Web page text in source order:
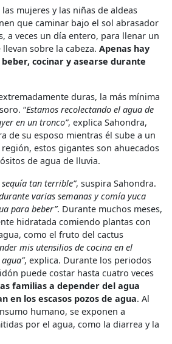
mujeres y las niñas de aldeas
que caminar bajo el sol abrasador
a veces un día entero, para llenar un
sobre la cabeza. Apenas hay
cocinar y asearse durante
duras, la más mínima
“Estamos recolectando el agua de
en un tronco”, explica Sahondra,
de su esposo mientras él sube a un
estos gigantes son ahuecados
de agua de lluvia.
tan terrible”, suspira Sahondra.
varias semanas y comía yuca
para beber”. Durante muchos meses,
hidratada comiendo plantas con
como el fruto del cactus
mis utensilios de cocina en el
, explica. Durante los periodos
puede costar hasta cuatro veces
familias a depender del agua
en los escasos pozos de agua. Al
humano, se exponen a
por el agua, como la diarrea y la